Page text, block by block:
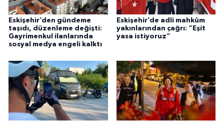
Eskişehir’den gündeme
taşıdı, düzenleme değişti:
Gayrimenkul ilanlarında
sosyal medya engeli kalktı
Eskişehir’de adli mahkûm
yakınlarından çağrı: “Eşit
yasa istiyoruz”